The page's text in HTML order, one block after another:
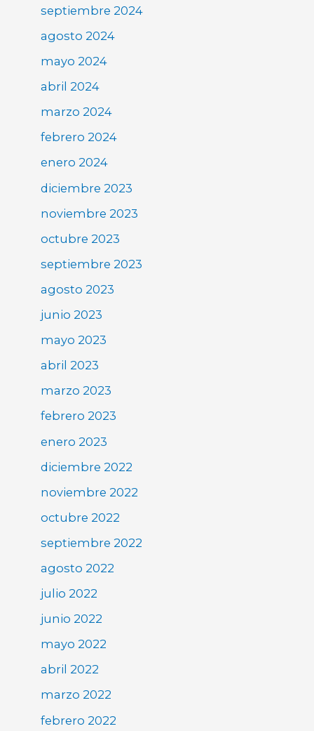
septiembre 2024
agosto 2024
mayo 2024
abril 2024
marzo 2024
febrero 2024
enero 2024
diciembre 2023
noviembre 2023
octubre 2023
septiembre 2023
agosto 2023
junio 2023
mayo 2023
abril 2023
marzo 2023
febrero 2023
enero 2023
diciembre 2022
noviembre 2022
octubre 2022
septiembre 2022
agosto 2022
julio 2022
junio 2022
mayo 2022
abril 2022
marzo 2022
febrero 2022